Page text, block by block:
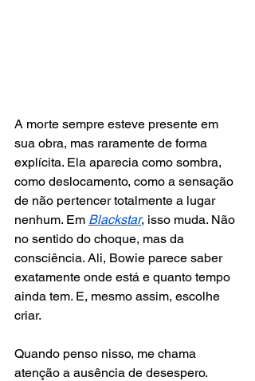
A morte sempre esteve presente em
sua obra, mas raramente de forma
explícita. Ela aparecia como sombra,
como deslocamento, como a sensação
de não pertencer totalmente a lugar
nenhum. Em Blackstar, isso muda. Não
no sentido do choque, mas da
consciência. Ali, Bowie parece saber
exatamente onde está e quanto tempo
ainda tem. E, mesmo assim, escolhe
criar.
Quando penso nisso, me chama
atenção a ausência de desespero.